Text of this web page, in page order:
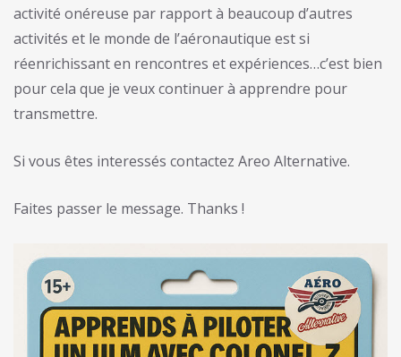
activité onéreuse par rapport à beaucoup d’autres
activités et le monde de l’aéronautique est si
réenrichissant en rencontres et expériences…c’est bien
pour cela que je veux continuer à apprendre pour
transmettre.
Si vous êtes interessés contactez Areo Alternative.
Faites passer le message. Thanks !